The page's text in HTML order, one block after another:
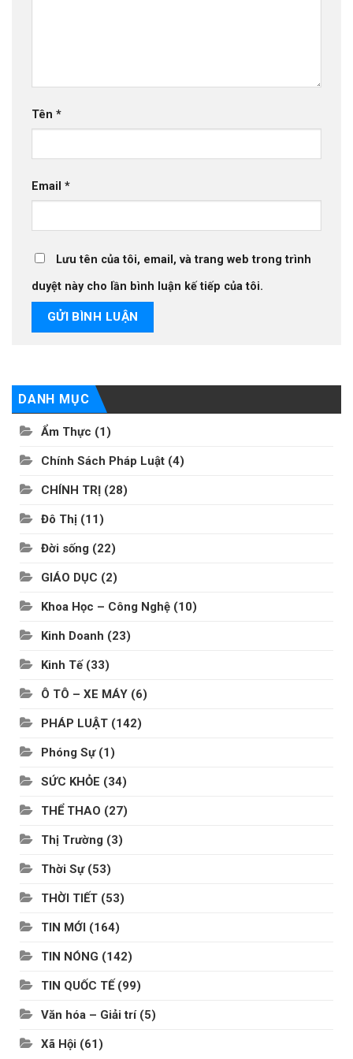
Tên *
Email *
Lưu tên của tôi, email, và trang web trong trình
duyệt này cho lần bình luận kế tiếp của tôi.
DANH MỤC
Ẩm Thực (1)
Chính Sách Pháp Luật (4)
CHÍNH TRỊ (28)
Đô Thị (11)
Đời sống (22)
GIÁO DỤC (2)
Khoa Học – Công Nghệ (10)
Kinh Doanh (23)
Kinh Tế(33)
Ô TÔ – XE MÁY (6)
PHÁP LUẬT (142)
Phóng Sự(1)
SỨC KHỎE (34)
THỂ THAO (27)
Thị Trường (3)
Thời Sự(53)
THỜI TIẾT (53)
TIN MỚI (164)
TIN NÓNG (142)
TIN QUỐC TẾ (99)
Văn hóa – Giải trí(5)
Xã Hội (61)